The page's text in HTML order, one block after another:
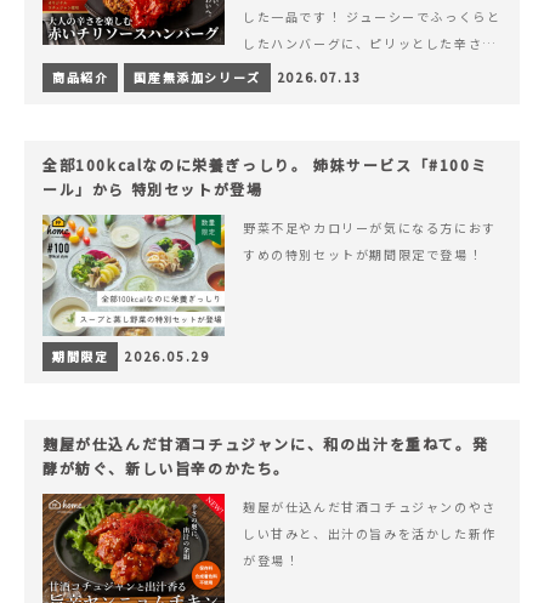
した一品です！ ジューシーでふっくらと
したハンバーグに、ピリッとした辛さと
コク深い旨みが楽しめる特製チリソース
&hellip; 続きを読む ピリッと刺激のあ
商品紹介 国産無添加シリーズ 2026.07.13
全部100kcalなのに栄養ぎっしり。 姉妹サービス「#100ミ
ール」から 特別セットが登場
野菜不足やカロリーが気になる方におす
すめの特別セットが期間限定で登場！
期間限定 2026.05.29
麹屋が仕込んだ甘酒コチュジャンに、和の出汁を重ねて。発
酵が紡ぐ、新しい旨辛のかたち。
麹屋が仕込んだ甘酒コチュジャンのやさ
しい甘みと、出汁の旨みを活かした新作
が登場！